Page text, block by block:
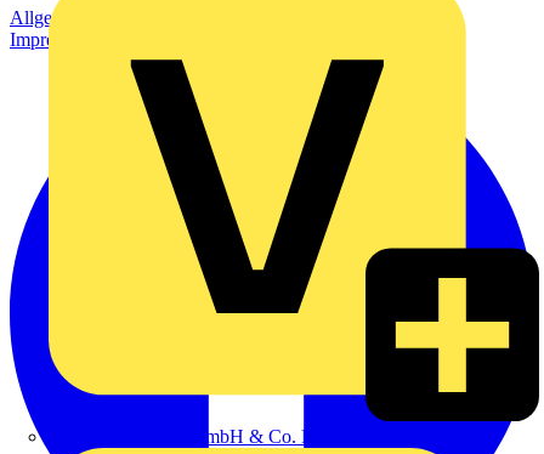
Alexander Bürkle GmbH & Co. KG
Allgemeine Geschäftsbedingungen
Impressum